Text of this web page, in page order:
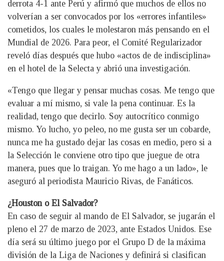
derrota 4-1 ante Perú y afirmó que muchos de ellos no
volverían a ser convocados por los «errores infantiles»
cometidos, los cuales le molestaron más pensando en el
Mundial de 2026. Para peor, el Comité Regularizador
reveló días después que hubo «actos de de indisciplina»
en el hotel de la Selecta y abrió una investigación.
«Tengo que llegar y pensar muchas cosas. Me tengo que
evaluar a mí mismo, si vale la pena continuar. Es la
realidad, tengo que decirlo. Soy autocrítico conmigo
mismo. Yo lucho, yo peleo, no me gusta ser un cobarde,
nunca me ha gustado dejar las cosas en medio, pero si a
la Selección le conviene otro tipo que juegue de otra
manera, pues que lo traigan. Yo me hago a un lado», le
aseguró al periodista Mauricio Rivas, de Fanáticos.
¿Houston o El Salvador?
En caso de seguir al mando de El Salvador, se jugarán el
pleno el 27 de marzo de 2023, ante Estados Unidos. Ese
día será su último juego por el Grupo D de la máxima
división de la Liga de Naciones y definirá si clasifican